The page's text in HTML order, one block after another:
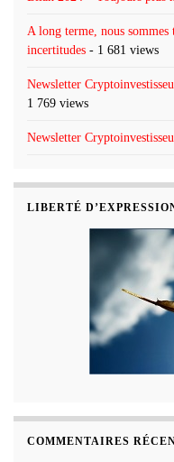
A long terme, nous
incertitudes - 1 681 views
Newsletter
1 769 views
Newsletter
LIBERTÉ
COMMENTAIRES